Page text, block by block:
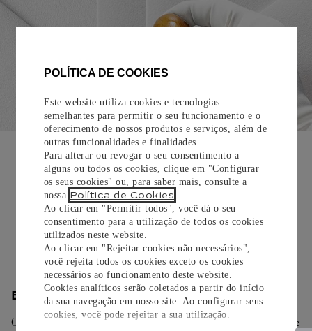
POLÍTICA DE COOKIES
Este website utiliza cookies e tecnologias
semelhantes para permitir o seu funcionamento e o
oferecimento de nossos produtos e serviços, além de
outras funcionalidades e finalidades.
Para alterar ou revogar o seu consentimento a
alguns ou todos os cookies, clique em "Configurar
os seus cookies" ou, para saber mais, consulte a
nossa Política de Cookies
Ao clicar em "Permitir todos", você dá o seu
consentimento para a utilização de todos os cookies
utilizados neste website.
Ao clicar em "Rejeitar cookies não necessários",
você rejeita todos os cookies exceto os cookies
necessários ao funcionamento deste website.
Cookies analíticos serão coletados a partir do início
da sua navegação em nosso site. Ao configurar seus
cookies, você pode rejeitar a sua utilização.
EMBALAGEM PARA PRESENTE
Todos os pedidos de nossa e-Boutique Cartier são
cuidadosamente embrulhados para presente e oferecem a
opção de adicionar um cartão personalizado.
Saiba mais
ENTREGA/DEVOLUÇÃO
Oferecemos diferentes opções de entrega. Selecione o envio de